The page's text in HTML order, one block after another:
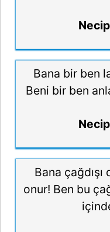
Bana bir ben
Beni bir ben
Bana
onur! Ben bu